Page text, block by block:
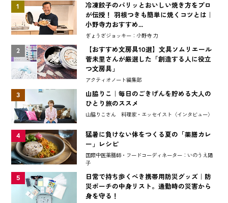
1
冷凍餃子のパリッとおいしい焼き方をプロ
が伝授！ 羽根つきも簡単に焼くコツとは｜
小野寺力おすすめ...
ぎょうざジョッキー：小野寺 力
2
【おすすめ文房具10選】文具ソムリエール
菅未里さんが厳選した「創造する人に役立
つ文房具」
アクティオノート編集部
3
山脇りこ｜毎日のごきげんを貯める大人の
ひとり旅のススメ
山脇りこさん 料理家・エッセイスト〈インタビュー〉
4
猛暑に負けない体をつくる夏の「薬膳カレ
ー」レシピ
国際中医薬膳師・フードコーディネーター：いのうえ陽
子
5
日常で持ち歩くべき携帯用防災グッズ｜防
災ポーチの中身リスト。通勤時の災害から
身を守る！